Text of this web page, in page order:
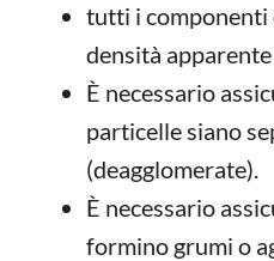
tutti i componenti
densità
È necessario
particelle siano
(deagglomerate).
È necessario
formino grumi o